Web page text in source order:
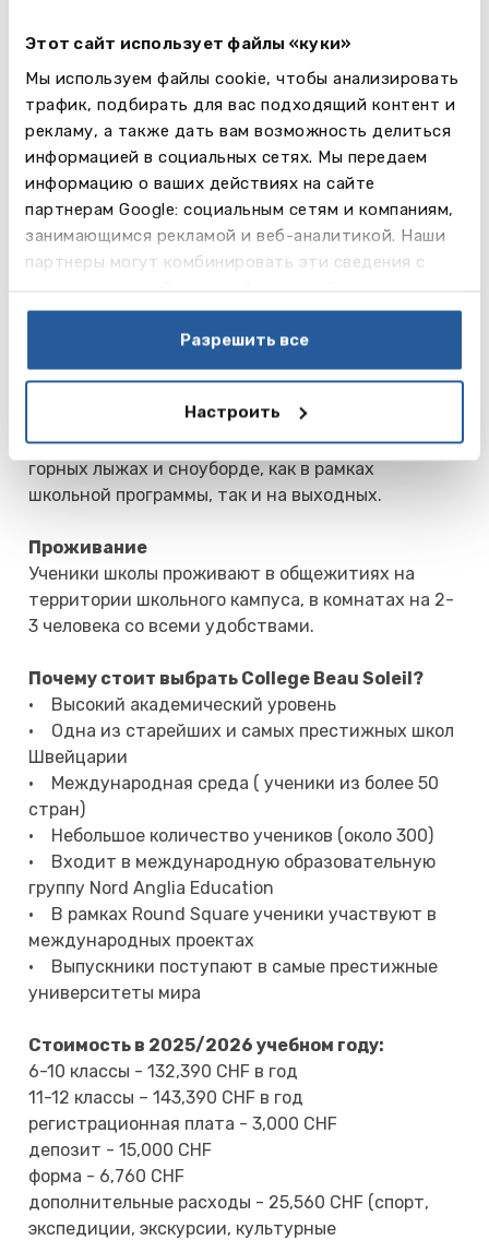
Этот сайт использует файлы «куки»
Мы используем файлы cookie, чтобы анализировать
трафик, подбирать для вас подходящий контент и
рекламу, а также дать вам возможность делиться
информацией в социальных сетях. Мы передаем
информацию о ваших действиях на сайте
партнерам Google: социальным сетям и компаниям,
занимающимся рекламой и веб-аналитикой. Наши
партнеры могут комбинировать эти сведения с
данными, которые они получили при использовании
Разрешить все
Настроить
лидерских качеств; школа организует
экспедиции и походы как на территории
Швейцарии, так и за её пределами.
Активное участие учеников школы в
гуманитарных проектах в Индии и Африке. Школа
входит в международную организацию Round
Square.
Центр дигитального развития The Hub
объединяет любителей программирования,
технологий; здесь же располагается
Спорт: теннис, гольф, футбол, баскетбол,
волейбол, картинг, велоспорт, лыжи, сноуборд,
лёгкая атлетика, плавание.
В зимний период все ученики катаются на
горных лыжах и сноуборде, как в рамках
школьной программы, так и на выходных.
Проживание
Ученики школы проживают в общежитиях на
территории школьного кампуса, в комнатах на 2-
3 человека со всеми удобствами.
Почему cтоит выбрать College Beau Soleil?
• Высокий академический уровень
• Одна из старейших и самых престижных школ
Швейцарии
• Международная среда ( ученики из более 50
стран)
• Небольшое количество учеников (около 300)
• Входит в международную образовательную
группу Nord Anglia Education
• В рамках Round Square ученики участвуют в
международных проектах
• Выпускники поступают в самые престижные
университеты мира
Стоимость в 2025/2026 учебном году:
6-10 классы - 132,390 CHF в год
11-12 классы – 143,390 CHF в год
регистрационная плата - 3,000 CHF
депозит - 15,000 CHF
форма - 6,760 CHF
дополнительные расходы - 25,560 CHF (спорт,
экспедиции, экскурсии, культурные